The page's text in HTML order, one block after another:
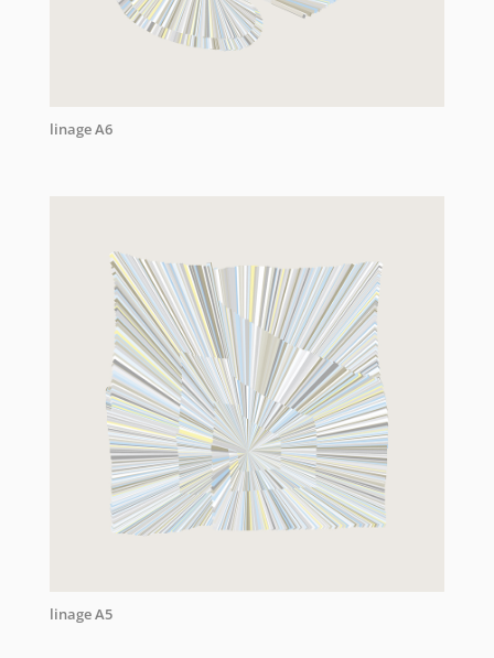
linage A6
linage A5